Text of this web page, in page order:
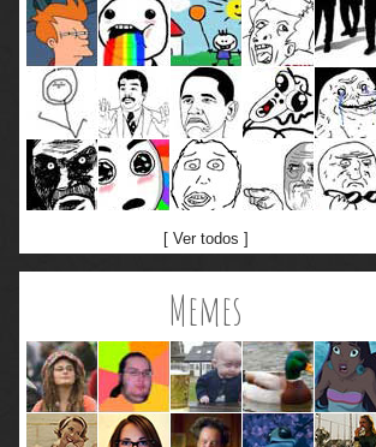
[ Ver todos ]
Memes